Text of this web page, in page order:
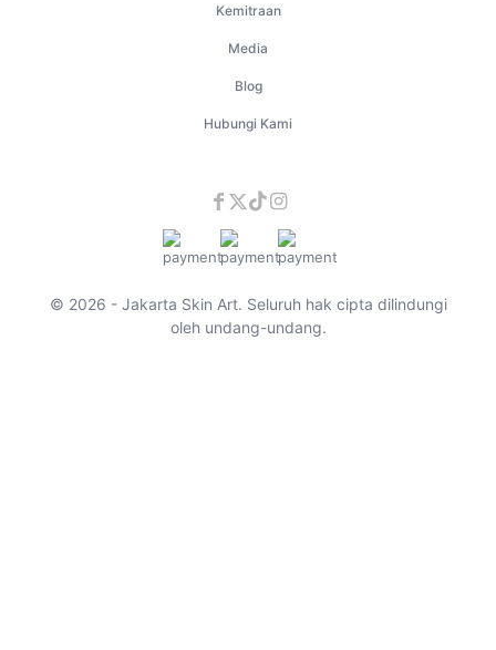
Kemitraan
Media
Blog
Hubungi Kami
© 2026 - Jakarta Skin Art. Seluruh hak cipta dilindungi
oleh undang-undang.